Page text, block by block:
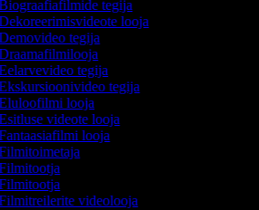
tegija
looja
tegija
tegija
tegija
looja
videote looja
looja
videolooja